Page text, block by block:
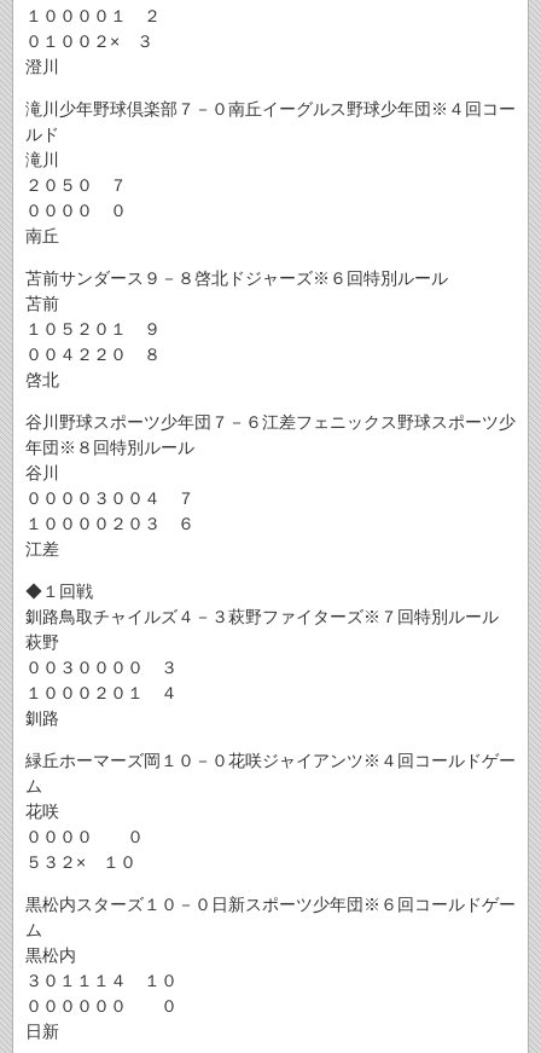
１００００１ ２
０１００２× ３
澄川
滝川少年野球倶楽部７－０南丘イーグルス野球少年団※４回コー
ルド
滝川
２０５０ ７
００００ ０
南丘
苫前サンダース９－８啓北ドジャーズ※６回特別ルール
苫前
１０５２０１ ９
００４２２０ ８
啓北
谷川野球スポーツ少年団７－６江差フェニックス野球スポーツ少
年団※８回特別ルール
谷川
００００３００４ ７
１００００２０３ ６
江差
◆１回戦
釧路鳥取チャイルズ４－３萩野ファイターズ※７回特別ルール
萩野
００３００００ ３
１０００２０１ ４
釧路
緑丘ホーマーズ岡１０－０花咲ジャイアンツ※４回コールドゲー
ム
花咲
００００ ０
５３２× １０
黒松内スターズ１０－０日新スポーツ少年団※６回コールドゲー
ム
黒松内
３０１１１４ １０
００００００ ０
日新